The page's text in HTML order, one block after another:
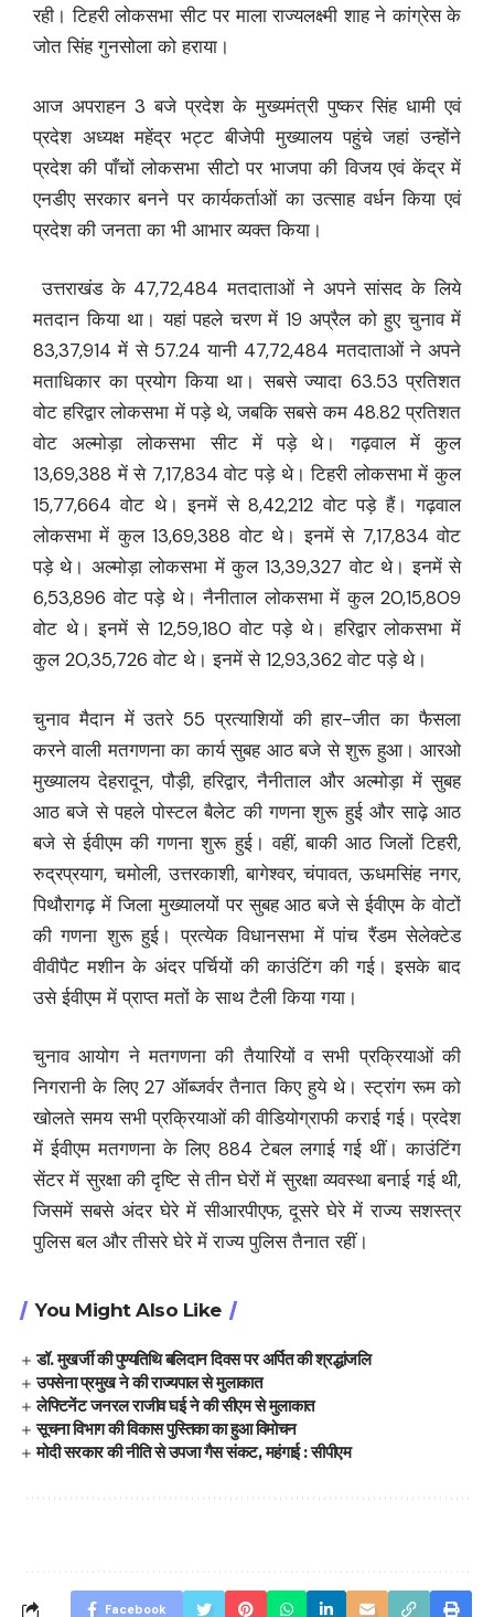
रही। टिहरी लोकसभा सीट पर माला राज्यलक्ष्मी शाह ने कांग्रेस के
जोत सिंह गुनसोला को हराया।
आज अपराहन 3 बजे प्रदेश के मुख्यमंत्री पुष्कर सिंह धामी एवं
प्रदेश अध्यक्ष महेंद्र भट्ट बीजेपी मुख्यालय पहुंचे जहां उन्होंने
प्रदेश की पाँचों लोकसभा सीटो पर भाजपा की विजय एवं केंद्र में
एनडीए सरकार बनने पर कार्यकर्ताओं का उत्साह वर्धन किया एवं
प्रदेश की जनता का भी आभार व्यक्त किया।
उत्तराखंड के 47,72,484 मतदाताओं ने अपने सांसद के लिये
मतदान किया था। यहां पहले चरण में 19 अप्रैल को हुए चुनाव में
83,37,914 में से 57.24 यानी 47,72,484 मतदाताओं ने अपने
मताधिकार का प्रयोग किया था। सबसे ज्यादा 63.53 प्रतिशत
वोट हरिद्वार लोकसभा में पड़े थे, जबकि सबसे कम 48.82 प्रतिशत
वोट अल्मोड़ा लोकसभा सीट में पड़े थे। गढ़वाल में कुल
13,69,388 में से 7,17,834 वोट पड़े थे। टिहरी लोकसभा में कुल
15,77,664 वोट थे। इनमें से 8,42,212 वोट पड़े हैं। गढ़वाल
लोकसभा में कुल 13,69,388 वोट थे। इनमें से 7,17,834 वोट
पड़े थे। अल्मोड़ा लोकसभा में कुल 13,39,327 वोट थे। इनमें से
6,53,896 वोट पड़े थे। नैनीताल लोकसभा में कुल 20,15,809
वोट थे। इनमें से 12,59,180 वोट पड़े थे। हरिद्वार लोकसभा में
कुल 20,35,726 वोट थे। इनमें से 12,93,362 वोट पड़े थे।
चुनाव मैदान में उतरे 55 प्रत्याशियों की हार-जीत का फैसला
करने वाली मतगणना का कार्य सुबह आठ बजे से शुरू हुआ। आरओ
मुख्यालय देहरादून, पौड़ी, हरिद्वार, नैनीताल और अल्मोड़ा में सुबह
आठ बजे से पहले पोस्टल बैलेट की गणना शुरू हुई और साढ़े आठ
बजे से ईवीएम की गणना शुरू हुई। वहीं, बाकी आठ जिलों टिहरी,
रुद्रप्रयाग, चमोली, उत्तरकाशी, बागेश्वर, चंपावत, ऊधमसिंह नगर,
पिथौरागढ़ में जिला मुख्यालयों पर सुबह आठ बजे से ईवीएम के वोटों
की गणना शुरू हुई। प्रत्येक विधानसभा में पांच रैंडम सेलेक्टेड
वीवीपैट मशीन के अंदर पर्चियों की काउंटिंग की गई। इसके बाद
उसे ईवीएम में प्राप्त मतों के साथ टैली किया गया।
चुनाव आयोग ने मतगणना की तैयारियों व सभी प्रक्रियाओं की
निगरानी के लिए 27 ऑब्जर्वर तैनात किए हुये थे। स्ट्रांग रूम को
खोलते समय सभी प्रक्रियाओं की वीडियोग्राफी कराई गई। प्रदेश
में ईवीएम मतगणना के लिए 884 टेबल लगाई गई थीं। काउंटिंग
सेंटर में सुरक्षा की दृष्टि से तीन घेरों में सुरक्षा व्यवस्था बनाई गई थी,
जिसमें सबसे अंदर घेरे में सीआरपीएफ, दूसरे घेरे में राज्य सशस्त्र
पुलिस बल और तीसरे घेरे में राज्य पुलिस तैनात रहीं।
You Might Also Like
डॉ. मुखर्जी की पुण्यतिथि बलिदान दिवस पर अर्पित की श्रद्धांजलि
उपसेना प्रमुख ने की राज्यपाल से मुलाकात
लेफ्टिनेंट जनरल राजीव घई ने की सीएम से मुलाकात
सूचना विभाग की विकास पुस्तिका का हुआ विमोचन
मोदी सरकार की नीति से उपजा गैस संकट, महंगाई : सीपीएम
Facebook